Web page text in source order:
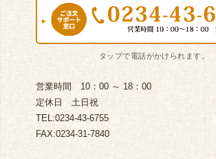
営業時間 10：00 ～ 18：00
定休日 土日祝
TEL:0234-43-6755
FAX:0234-31-7840